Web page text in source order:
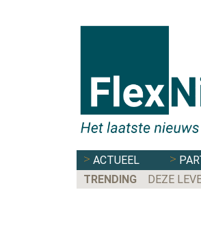
ACTUEEL
TRENDING
DEZE